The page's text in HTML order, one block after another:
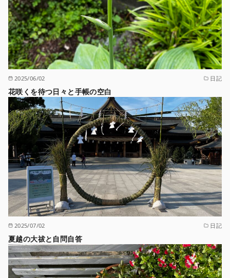
2025/06/02 日記
花咲くを待つ日々と手帳の空白
2025/07/02 日記
夏越の大祓と自問自答